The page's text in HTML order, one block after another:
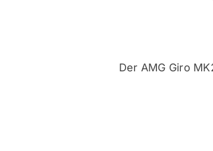
Der AMG Giro